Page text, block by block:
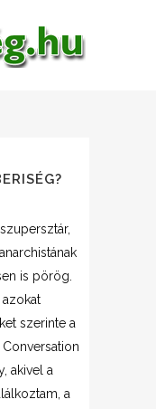
is pörög.
szerinte a
akivel a
a